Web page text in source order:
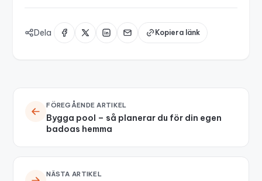
Dela Kopiera länk
FÖREGÅENDE ARTIKEL
Bygga pool – så planerar du för din egen
badoas hemma
NÄSTA ARTIKEL